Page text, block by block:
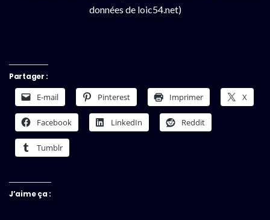
données de loic54.net)
Partager :
E-mail Pinterest Imprimer X
Facebook LinkedIn Reddit
Tumblr
J’aime ça :